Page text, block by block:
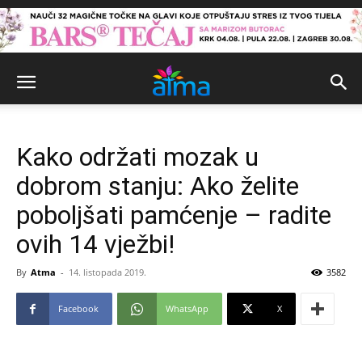
Kako održati mozak u
dobrom stanju: Ako želite
poboljšati pamćenje – radite
ovih 14 vježbi!
By Atma - 14. listopada 2019. 3582
Facebook WhatsApp X